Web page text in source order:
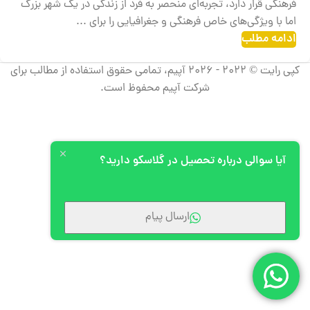
فرهنگی قرار دارد، تجربه‌ای منحصر به فرد از زندگی در یک شهر بزرگ
اما با ویژگی‌های خاص فرهنگی و جغرافیایی را برای ...
ادامه مطلب
کپی رایت © 2022 - 2026 آپیم، تمامی حقوق استفاده از مطالب برای
شرکت آپیم محفوظ است.
آیا سوالی درباره تحصیل در گلاسکو دارید؟
ارسال پیام